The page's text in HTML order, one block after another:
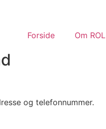
Forside Om ROL
og telefonnummer.